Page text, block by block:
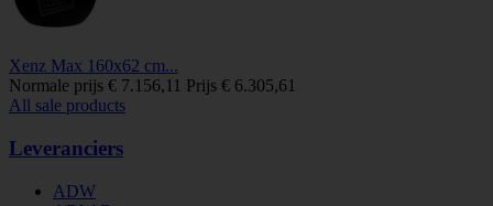
Xenz Max 160x62 cm...
Normale prijs € 7.156,11 Prijs € 6.305,61
All sale products
Leveranciers
ADW